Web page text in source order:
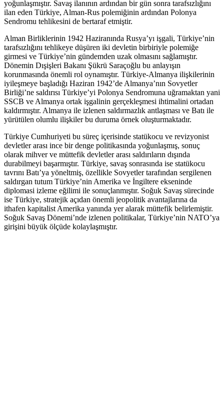
yoğunlaşmıştır. Savaş ilanının ardından bir gün sonra tarafsızlığını
ilan eden Türkiye, Alman-Rus polemiğinin ardından Polonya
Sendromu tehlikesini de bertaraf etmiştir.
Alman Birliklerinin 1942 Haziranında Rusya’yı işgali, Türkiye’nin
tarafsızlığını tehlikeye düşüren iki devletin birbiriyle polemiğe
girmesi ve Türkiye’nin gündemden uzak olmasını sağlamıştır.
Dönemin Dışişleri Bakanı Şükrü Saraçoğlu bu anlayışın
korunmasında önemli rol oynamıştır. Türkiye-Almanya ilişkilerinin
iyileşmeye başladığı Haziran 1942’de Almanya’nın Sovyetler
Birliği’ne saldırısı Türkiye’yi Polonya Sendromuna uğramaktan yani
SSCB ve Almanya ortak işgalinin gerçekleşmesi ihtimalini ortadan
kaldırmıştır. Almanya ile izlenen saldırmazlık antlaşması ve Batı ile
yürütülen olumlu ilişkiler bu duruma örnek oluşturmaktadır.
Türkiye Cumhuriyeti bu süreç içerisinde statükocu ve revizyonist
devletler arası ince bir denge politikasında yoğunlaşmış, sonuç
olarak mihver ve müttefik devletler arası saldırıların dışında
durabilmeyi başarmıştır. Türkiye, savaş sonrasında ise statükocu
tavrını Batı’ya yöneltmiş, özellikle Sovyetler tarafından sergilenen
saldırgan tutum Türkiye’nin Amerika ve İngiltere ekseninde
diplomasi izleme eğilimi ile sonuçlanmıştır. Soğuk Savaş sürecinde
ise Türkiye, stratejik açıdan önemli jeopolitik avantajlarına da
ithafen kapitalist Amerika yanında yer alarak müttefik belirlemiştir.
Soğuk Savaş Dönemi’nde izlenen politikalar, Türkiye’nin NATO’ya
girişini büyük ölçüde kolaylaşmıştır.